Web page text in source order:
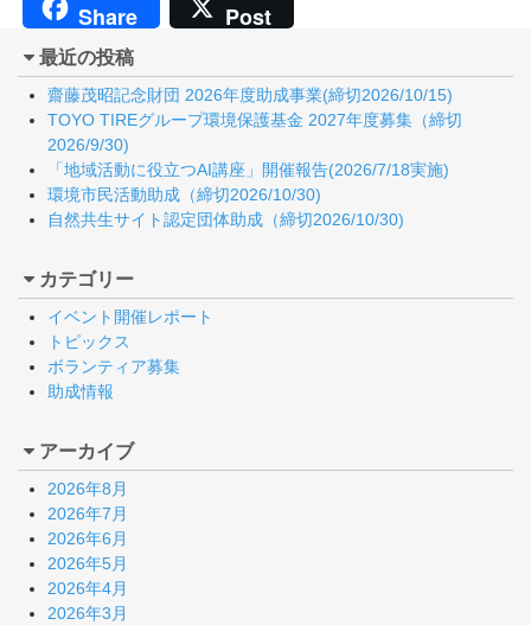
Share Post
最近の投稿
齋藤茂昭記念財団 2026年度助成事業(締切2026/10/15)
TOYO TIREグループ環境保護基金 2027年度募集（締切
2026/9/30)
「地域活動に役立つAI講座」開催報告(2026/7/18実施)
環境市民活動助成（締切2026/10/30)
自然共生サイト認定団体助成（締切2026/10/30)
カテゴリー
イベント開催レポート
トピックス
ボランティア募集
助成情報
アーカイブ
2026年8月
2026年7月
2026年6月
2026年5月
2026年4月
2026年3月